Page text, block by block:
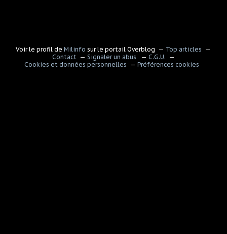
Voir le profil deMilinfo sur le portail Overblog
Top articles
Contact
Signaler un abus
C.G.U.
Cookies et données personnelles
Préférences cookies